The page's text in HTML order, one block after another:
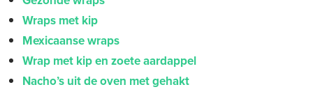
Wraps met kip
Mexicaanse wraps
Wrap met kip en zoete aardappel
Nacho’s uit de oven met gehakt